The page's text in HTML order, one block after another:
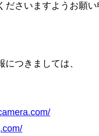
さいますようお願い
つきましては、